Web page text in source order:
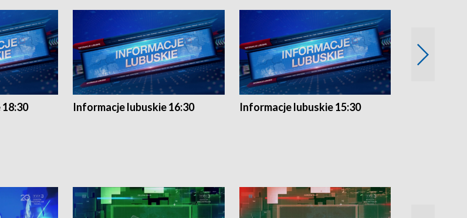
Informacje lubuskie 16:30 Informacje lubuskie 15:30